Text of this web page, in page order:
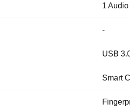
1
-
USB
Smart